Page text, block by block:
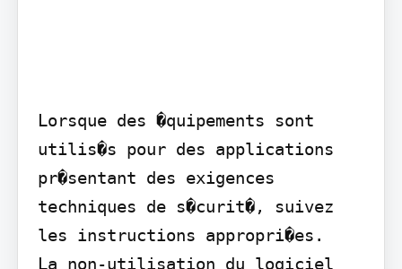
Lorsque des �quipements sont
utilis�s pour des applications
pr�sentant des exigences
techniques de s�curit�, suivez
les instructions appropri�es.
La non-utilisation du logiciel